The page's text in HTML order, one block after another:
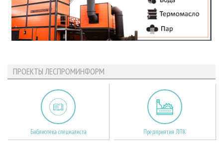
ПРОЕКТЫ ЛЕСПРОМИНФОРМ
Библиотека специалиста Предприятия ЛПК